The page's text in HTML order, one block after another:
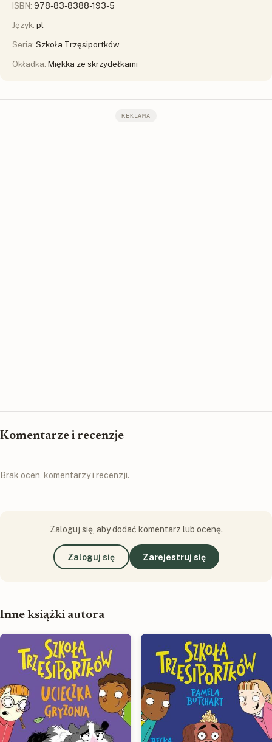
ISBN: 978-83-8388-193-5
Język: pl
Seria: Szkoła Trzęsiportków
Okładka: Miękka ze skrzydełkami
REKLAMA
Komentarze i recenzje
Brak ocen, komentarzy i recenzji.
Zaloguj się, aby dodać komentarz lub ocenę.
Zaloguj się Zarejestruj się
Inne książki autora